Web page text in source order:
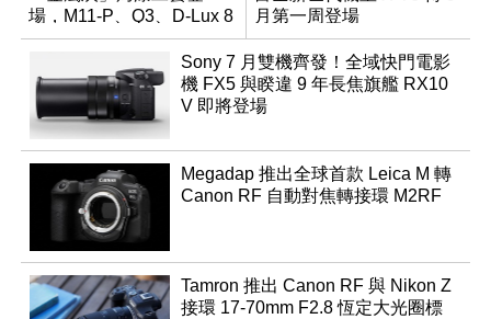
場，M11-P、Q3、D-Lux 8
領銜換裝
月第一周登場
Sony 7 月雙機齊發！全域快門電影
機 FX5 與睽違 9 年長焦旗艦 RX10
V 即將登場
Megadap 推出全球首款 Leica M 轉
Canon RF 自動對焦轉接環 M2RF
Tamron 推出 Canon RF 與 Nikon Z
接環 17-70mm F2.8 恆定大光圈標